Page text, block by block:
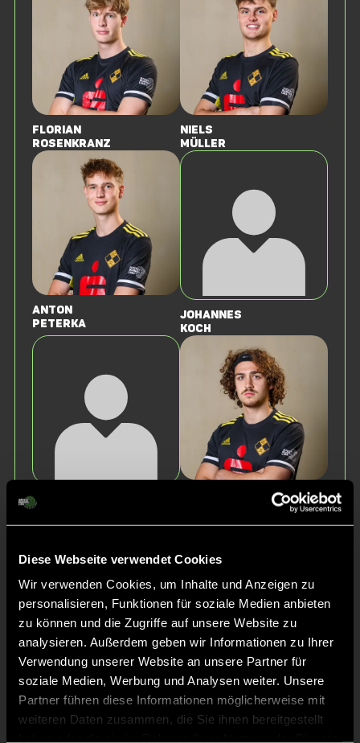
Diese Webseite verwendet Cookies
Wir verwenden Cookies, um Inhalte und Anzeigen zu
personalisieren, Funktionen für soziale Medien anbieten
zu können und die Zugriffe auf unsere Website zu
analysieren. Außerdem geben wir Informationen zu Ihrer
Verwendung unserer Website an unsere Partner für
soziale Medien, Werbung und Analysen weiter. Unsere
Partner führen diese Informationen möglicherweise mit
weiteren Daten zusammen, die Sie ihnen bereitgestellt
Florian
Rosenkranz
Niels
Müller
Anton
Peterka
Johannes
Koch
Levin
Max
Chwoika
Paul
Jüdicke